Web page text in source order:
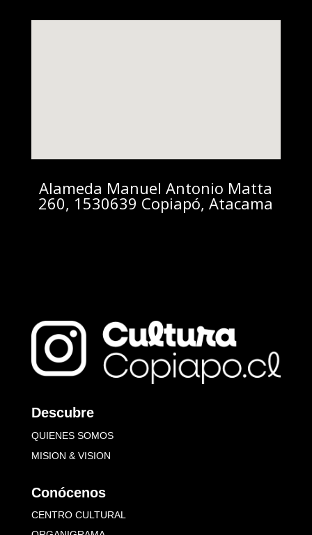
Alameda Manuel Antonio Matta
260, 1530639 Copiapó, Atacama
Descubre
QUIENES SOMOS
MISION & VISION
Conócenos
CENTRO CULTURAL